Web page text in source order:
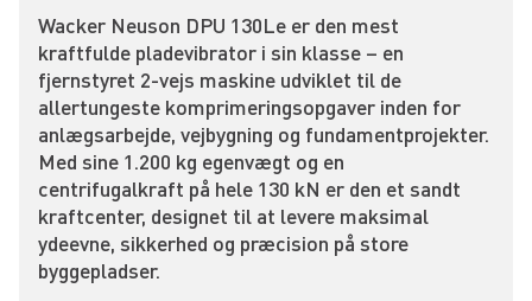
Wacker Neuson DPU 130Le er den mest
kraftfulde pladevibrator i sin klasse – en
fjernstyret 2-vejs maskine udviklet til de
allertungeste komprimeringsopgaver inden for
anlægsarbejde, vejbygning og fundamentprojekter.
Med sine 1.200 kg egenvægt og en
centrifugalkraft på hele 130 kN er den et sandt
kraftcenter, designet til at levere maksimal
ydeevne, sikkerhed og præcision på store
byggepladser.